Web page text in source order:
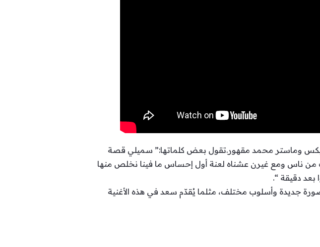
ميكس وماستر محمد مقهور.تقول بعض كلماتها:” سميلي قصة
ناس ومع غيرن عشناه لعنة أول إحساس ما فينا نخلص منها
بعد دقيقة “.
جديدة وأسلوب مختلف، مثلما يُقدّم سعد في هذه الأغنية